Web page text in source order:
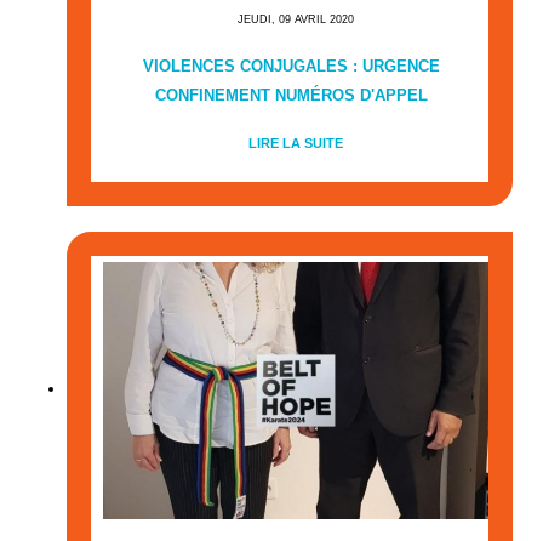
JEUDI, 09 AVRIL 2020
VIOLENCES CONJUGALES : URGENCE
CONFINEMENT NUMÉROS D'APPEL
LIRE LA SUITE